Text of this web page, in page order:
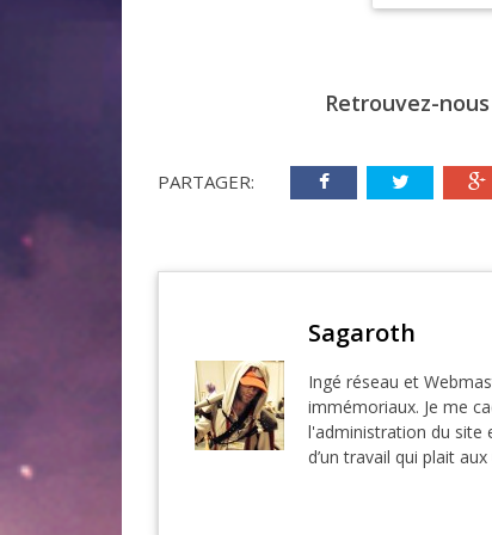
Retrouvez-
PARTAGER:
Sagaroth
Ingé réseau et
immémoriaux. Je me
l'administration du site
d’un travail qui plait